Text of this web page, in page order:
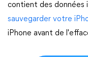
contient des données
sauvegarder votre
iPhone avant de